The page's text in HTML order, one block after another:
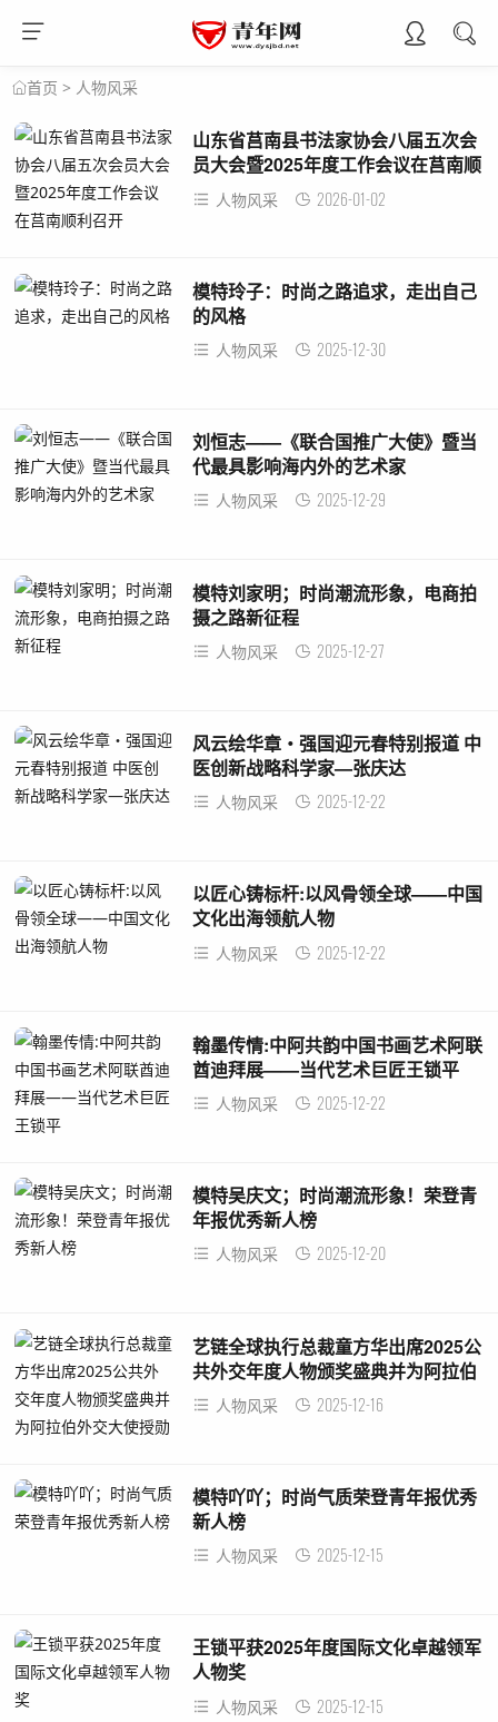
首页 > 人物风采
山东省莒南县书法家协会八届五次会
员大会暨2025年度工作会议在莒南顺
利召开人物风采 2026-01-02
模特玲子：时尚之路追求，走出自己
的风格
人物风采 2025-12-30
刘恒志——《联合国推广大使》暨当
代最具影响海内外的艺术家
人物风采 2025-12-29
模特刘家明；时尚潮流形象，电商拍
摄之路新征程
人物风采 2025-12-27
风云绘华章・强国迎元春特别报道 中
医创新战略科学家—张庆达
人物风采 2025-12-22
以匠心铸标杆:以风骨领全球——中国
文化出海领航人物
人物风采 2025-12-22
翰墨传情:中阿共韵中国书画艺术阿联
酋迪拜展——当代艺术巨匠王锁平
人物风采 2025-12-22
模特吴庆文；时尚潮流形象！荣登青
年报优秀新人榜
人物风采 2025-12-20
艺链全球执行总裁童方华出席2025公
共外交年度人物颁奖盛典并为阿拉伯
外交大使授勋
人物风采 2025-12-16
模特吖吖；时尚气质荣登青年报优秀
新人榜
人物风采 2025-12-15
王锁平获2025年度国际文化卓越领军
人物奖
人物风采 2025-12-15